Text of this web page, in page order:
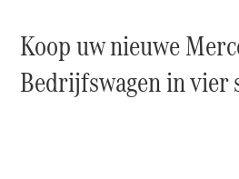
Sprinter
Gesloten
Bestelwagen
Sprinter
Koop uw nieuwe
Bedrijfswagen in vier